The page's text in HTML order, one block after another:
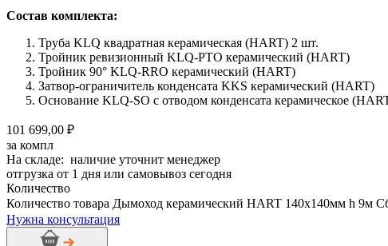
Состав комплекта:
Труба KLQ квадратная керамическая (HART) 2 шт.
Тройник ревизионный KLQ-PTO керамический (HART)
Тройник 90° KLQ-RRO керамический (HART)
Затвор-ограничитель конденсата KKS керамический (HART)
Основание KLQ-SO с отводом конденсата керамическое
101 699,00 ₽
за компл
На складе: наличие уточнит менеджер
отгрузка от 1 дня или самовывоз сегодня
Количество
Количество товара Дымоход керамический HART 140х140мм h 9м
Нужна консультация